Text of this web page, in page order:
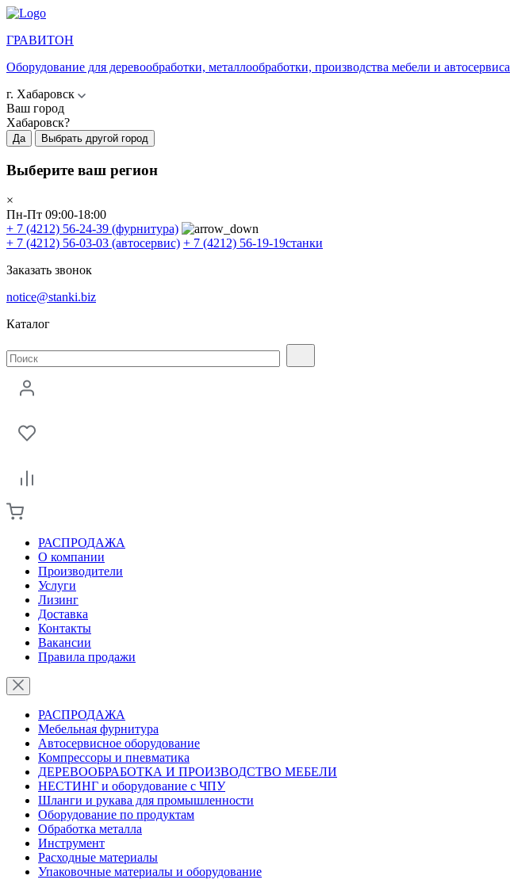
ГРАВИТОН
Оборудование для деревообработки, металлообработки, производства мебели и автосервиса
г. Хабаровск
Ваш город
Хабаровск?
Да Выбрать другой город
Выберите ваш регион
×
Пн-Пт 09:00-18:00
+ 7 (4212) 56-24-39 (фурнитура)
+ 7 (4212) 56-03-03 (автосервис) + 7 (4212) 56-19-19станки
Заказать звонок
notice@stanki.biz
Каталог
РАСПРОДАЖА
О компании
Производители
Услуги
Лизинг
Доставка
Контакты
Вакансии
Правила продажи
РАСПРОДАЖА
Мебельная фурнитура
Автосервисное оборудование
Компрессоры и пневматика
ДЕРЕВООБРАБОТКА И ПРОИЗВОДСТВО МЕБЕЛИ
НЕСТИНГ и оборудование с ЧПУ
Шланги и рукава для промышленности
Оборудование по продуктам
Обработка металла
Инструмент
Расходные материалы
Упаковочные материалы и оборудование